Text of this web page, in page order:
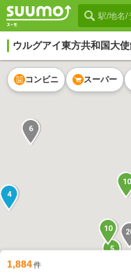
ウルグアイ東方共和国大
5
10
10
6
4
コンビニ スーパー
1,884件